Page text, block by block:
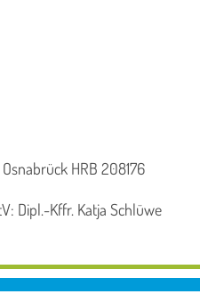
HRB 208176
Dipl.-Kffr. Katja Schlüwe